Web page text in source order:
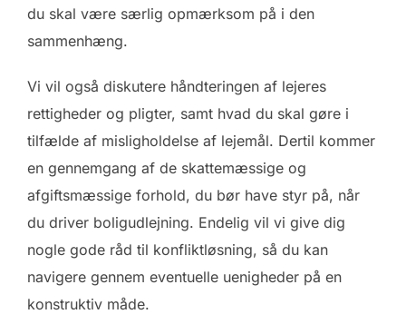
du skal være særlig opmærksom på i den
sammenhæng.
Vi vil også diskutere håndteringen af lejeres
rettigheder og pligter, samt hvad du skal gøre i
tilfælde af misligholdelse af lejemål. Dertil kommer
en gennemgang af de skattemæssige og
afgiftsmæssige forhold, du bør have styr på, når
du driver boligudlejning. Endelig vil vi give dig
nogle gode råd til konfliktløsning, så du kan
navigere gennem eventuelle uenigheder på en
konstruktiv måde.